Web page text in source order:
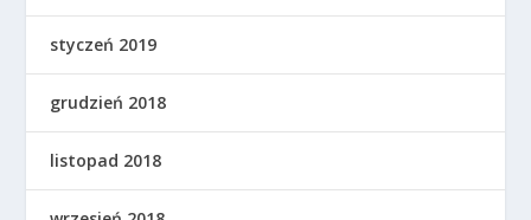
styczeń 2019
grudzień 2018
listopad 2018